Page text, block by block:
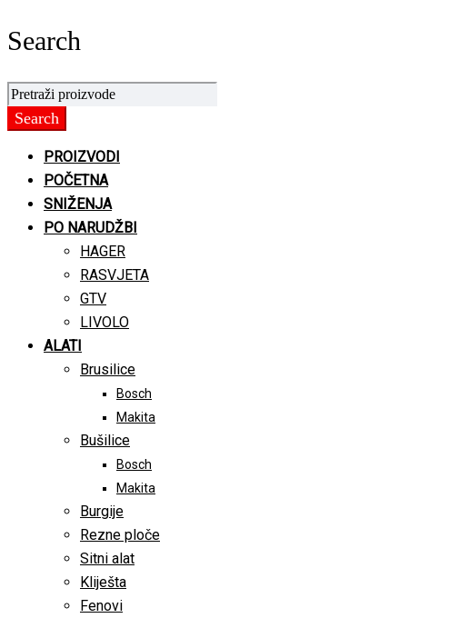
Search
PROIZVODI
POČETNA
SNIŽENJA
PO NARUDŽBI
HAGER
RASVJETA
GTV
LIVOLO
ALATI
Brusilice
Bosch
Makita
Bušilice
Bosch
Makita
Burgije
Rezne ploče
Sitni alat
Kliješta
Fenovi